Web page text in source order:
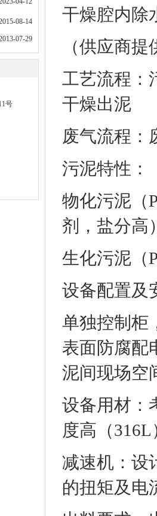
08-14
07-29
号
干燥腔内除
（供应商
工艺流程：
干燥出泥
废气流程：
污泥特性：
物化污泥（
剂，盐分高
生化污泥（
设备配置及
单独控制柜
表面防腐配
泥间现场空
设备用材：
度高（316L
减速机：设
的扭矩及电